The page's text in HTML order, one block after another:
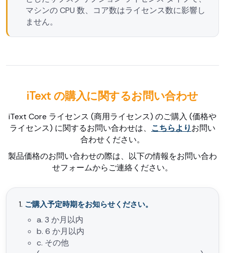
マシンの CPU 数、コア数はライセンス数に影響し
ません。
iText の購入に関するお問い合わせ
iText Core ライセンス (商用ライセンス) のご購入 (価格や
ライセンス) に関するお問い合わせは、 こちらよりお問い
合わせください。
製品価格のお問い合わせの際は、以下の情報をお問い合わ
せフォームからご連絡ください。
ご購入予定時期をお知らせください。
a. 3 か月以内
b. 6 か月以内
c. その他